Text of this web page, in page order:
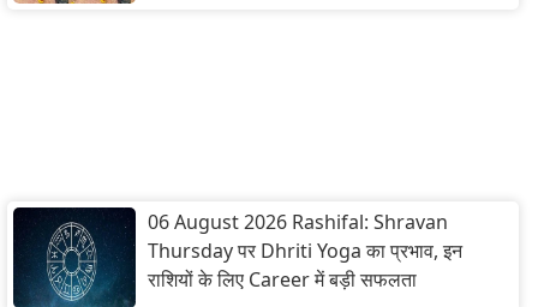
06 August 2026 Rashifal: Shravan
Thursday पर Dhriti Yoga का प्रभाव, इन
राशियों के लिए Career में बड़ी सफलता